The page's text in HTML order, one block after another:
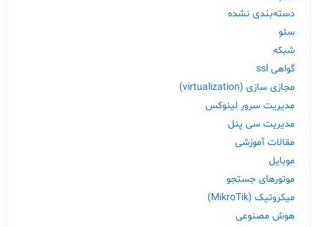
دسته‌بندی نشده
سئو
شبکه
گواهی ssl
مجازی سازی (virtualization)
مدیریت سرور لینوکس
مدیریت سی پنل
مقالات آموزشی
موبایل
موتورهای جستجو
میکروتیک (MikroTik)
هوش مصنوعی